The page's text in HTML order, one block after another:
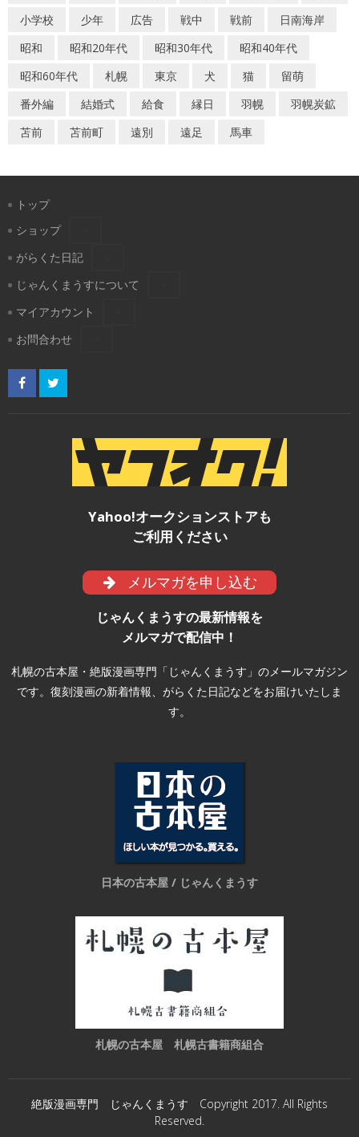
小学校
少年 広告 戦中 戦前
日南海岸
昭和
昭和20年代 昭和30年代
昭和40年代
昭和60年代
札幌 東京 犬 猫
留萌
番外編
結婚式 給食 縁日 羽幌
羽幌炭鉱
苫前
苫前町 遠別 遠足 馬車
トップ
ショップ
がらくた日記
じゃんくまうすについて
マイアカウント
お問合わせ
Yahoo!オークションストアも
ご利用ください
メルマガを申し込む
じゃんくまうすの最新情報を
メルマガで配信中！
札幌の古本屋・絶版漫画専門「じゃんくまうす」のメールマガジン
です。復刻漫画の新着情報、がらくた日記などをお届けいたしま
す。
日本の古本屋 / じゃんくまうす
札幌の古本屋 札幌古書籍商組合
絶版漫画専門 じゃんくまうす Copyright 2017. All Rights
Reserved.